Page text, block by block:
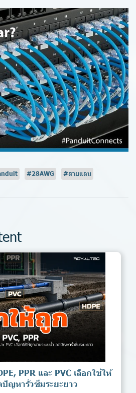
#28AWG #สายแลน
PPR และ PVC เลือกใช้ให้
ญหารั่วซึมระยะยาว